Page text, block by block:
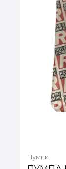
Пумпи